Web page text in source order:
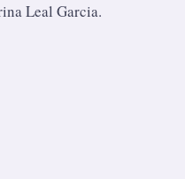
Leal Garcia.